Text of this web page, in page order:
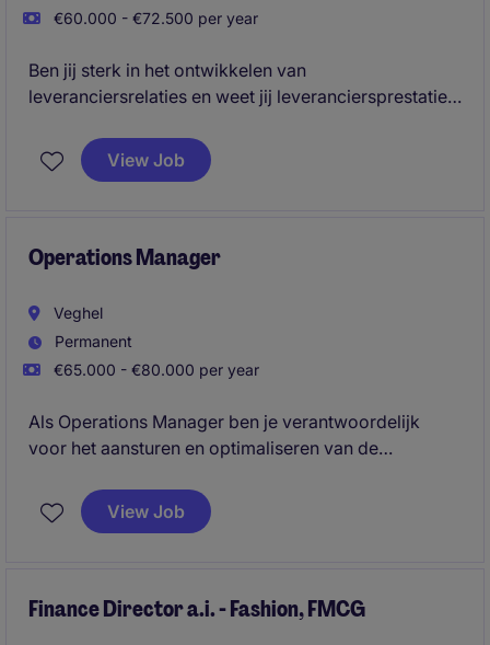
€60.000 - €72.500 per year
Ben jij sterk in het ontwikkelen van
leveranciersrelaties en weet jij leveranciersprestaties
leverbetrouwbaarheid en gezamenlijke groei? Dan
biedt Thetford een mooie kans om als Buyer een
View Job
Operations Manager
Veghel
Permanent
€65.000 - €80.000 per year
Als Operations Manager ben je verantwoordelijk
voor het aansturen en optimaliseren van de
logistieke en productiegerichte omgeving. Je stuurt
op KPI's, kwaliteit, veiligheid en efficiency, met een
View Job
Finance Director a.i. - Fashion, FMCG